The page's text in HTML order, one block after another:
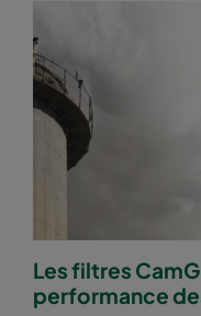
Les filtres
performance